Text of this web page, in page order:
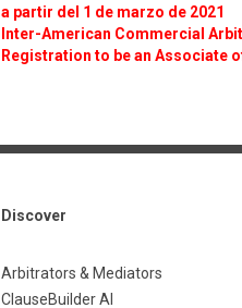
a partir del 1 de marzo de 2021
Inter-American Commercial
Registration to be an Associate of
Discover
Arbitrators & Mediators
ClauseBuilder AI